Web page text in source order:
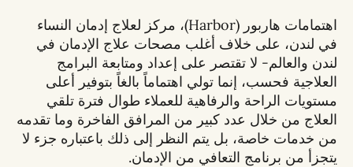
اهتمامات هاربور (Harbor)، مركز لعلاج إدمان النساء
في لندن، على خلاف أغلب مصحات علاج الإدمان في
لندن والعالم- لا تقتصر على إعداد ومتابعة البرامج
العلاجية فحسب، إنما تولي اهتماماً بالغاً بتوفير أعلى
مستويات الراحة والرفاهية للعملاء طوال فترة تلقي
العلاج من خلال عدد كبير من المرافق الفاخرة وما تقدمه
من خدمات خاصة، بل يتم النظر إلى ذلك باعتباره جزء لا
يتجزأ من برنامج التعافي من الإدمان.